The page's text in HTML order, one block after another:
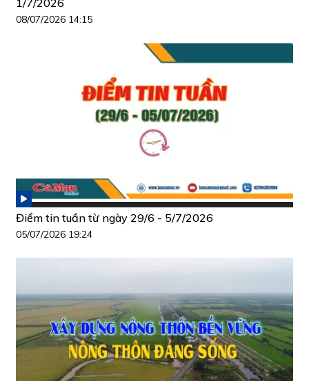
1/7/2026
08/07/2026 14:15
Điểm tin tuần từ ngày 29/6 - 5/7/2026
05/07/2026 19:24